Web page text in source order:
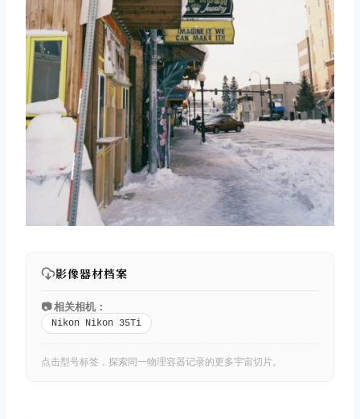
影像器材档案
📷 相关相机：
Nikon Nikon 35Ti
点击型号标签，探索同一物理容器记录的更多宇宙切片。